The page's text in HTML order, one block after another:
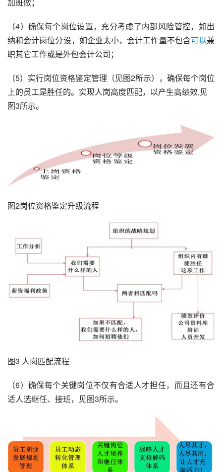
（4）确保每个岗位设置，充分考虑了内部风险管控，如出
纳和会计岗位分设，如企业太小，会计工作量不包含可以兼
职其它工作或是外包会计公司；
（5）实行岗位资格鉴定管理（见图2所示），确保每个岗位
上的员工是胜任的。实现人岗高度匹配，以产生高绩效,见
图3所示。
图2岗位资格鉴定升级流程
图3 人岗匹配流程
（6）确保每个关键岗位不仅有合适人才担任，而且还有合
适人选继任、接班，见图3所示。